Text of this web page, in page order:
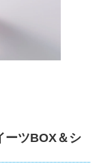
ーツBOX＆シ